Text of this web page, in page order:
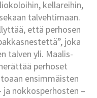
kellareihin,
talvehtimaan.
että perhosen
joka
talven yli. Maalis-
perhoset
ensimmäisten
nokkosperhosten –